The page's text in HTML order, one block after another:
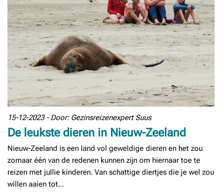
15-12-2023 - Door: Gezinsreizenexpert Suus
De leukste dieren in Nieuw-Zeeland
Nieuw-Zeeland is een land vol geweldige dieren en het zou
zomaar één van de redenen kunnen zijn om hiernaar toe te
reizen met jullie kinderen. Van schattige diertjes die je wel zou
willen aaien tot...